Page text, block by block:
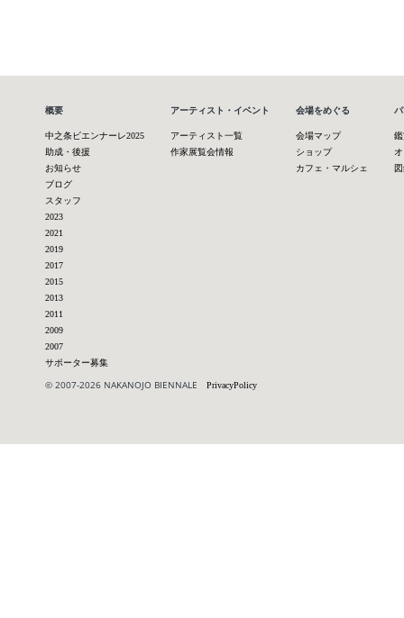
概要
中之条ビエンナーレ2025
助成・後援
お知らせ
ブログ
スタッフ
2023
2021
2019
2017
2015
2013
2011
2009
2007
サポーター募集
アーティスト・イベント
アーティスト一覧
作家展覧会情報
会場をめぐる
会場マップ
ショップ
カフェ・マルシェ
© 2007-2026 NAKANOJO BIENNALE PrivacyPolicy